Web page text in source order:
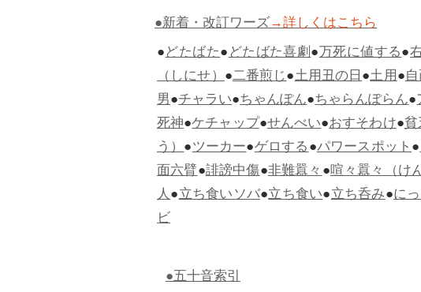
●新着・改訂ワーズ→詳しくはこちら
●どたばた●どたばた喜劇●万死に値する●
（しにせ）●二番煎じ●土用丑の日●土用●
男●チャラい●ちゃんぽん●ちゃらんぽらん●
死神●ケチャップ●せんべい●おすそわけ●
う）●ツーカー●ゲロする●パワースポット●
面六臂●誹謗中傷●非難囂々●喧々囂々（け
人●立ち食いソバ●立ち食い●立ち呑み●に
ビ
●五十音索引